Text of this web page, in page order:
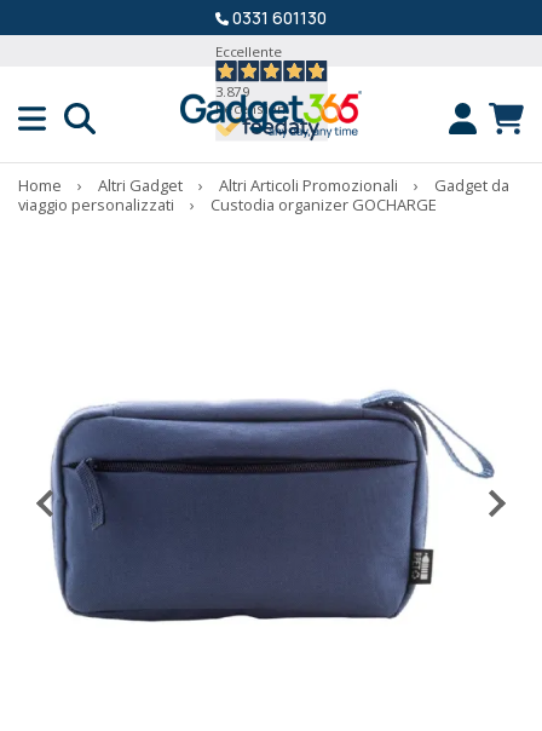
0331 601130
Eccellente
3.879
Recensioni
Home › Altri Gadget › Altri Articoli Promozionali ›
Gadget da
viaggio personalizzati
› Custodia organizer GOCHARGE